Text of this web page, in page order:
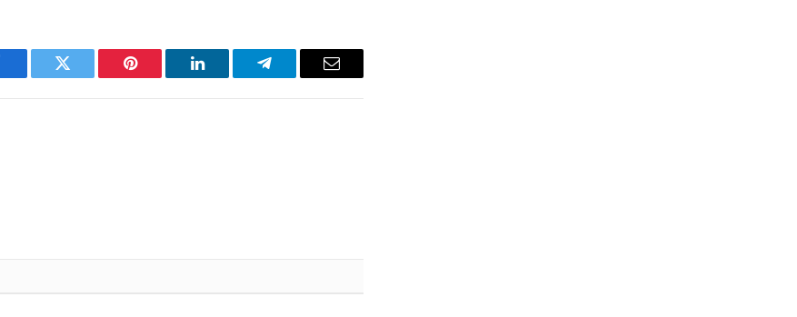
Twitter Pinterest LinkedIn Telegram Email